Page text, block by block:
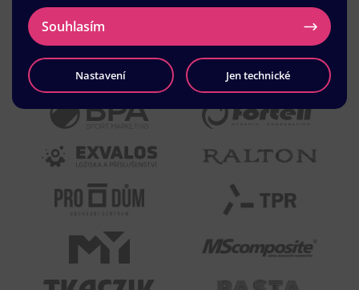
Souhlasím
Nastavení Jen technické